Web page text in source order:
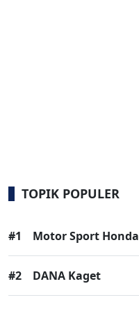
TOPIK POPULER
#1 Motor Sport Honda
#2 DANA Kaget